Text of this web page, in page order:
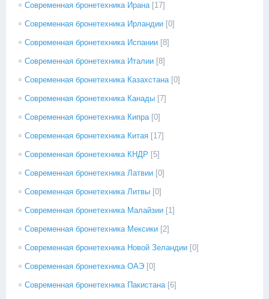
Современная бронетехника Ирана [17]
Современная бронетехника Ирландии [0]
Современная бронетехника Испании [8]
Современная бронетехника Италии [8]
Современная бронетехника Казахстана [0]
Современная бронетехника Канады [7]
Современная бронетехника Кипра [0]
Современная бронетехника Китая [17]
Современная бронетехника КНДР [5]
Современная бронетехника Латвии [0]
Современная бронетехника Литвы [0]
Современная бронетехника Малайзии [1]
Современная бронетехника Мексики [2]
Современная бронетехника Новой Зеландии [0]
Современная бронетехника ОАЭ [0]
Современная бронетехника Пакистана [6]